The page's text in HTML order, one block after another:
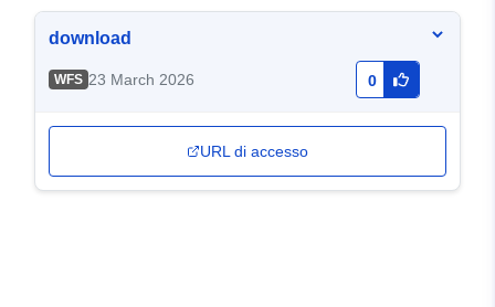
download
WFS 23 March 2026 0
URL di accesso